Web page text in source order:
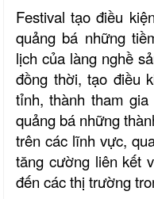
Festival tạo điều
quảng bá những
lịch của làng nghề
đồng thời, tạo điều
tỉnh, thành tham
quảng bá những
trên các lĩnh vực,
tăng cường liên kết
đến các thị trường